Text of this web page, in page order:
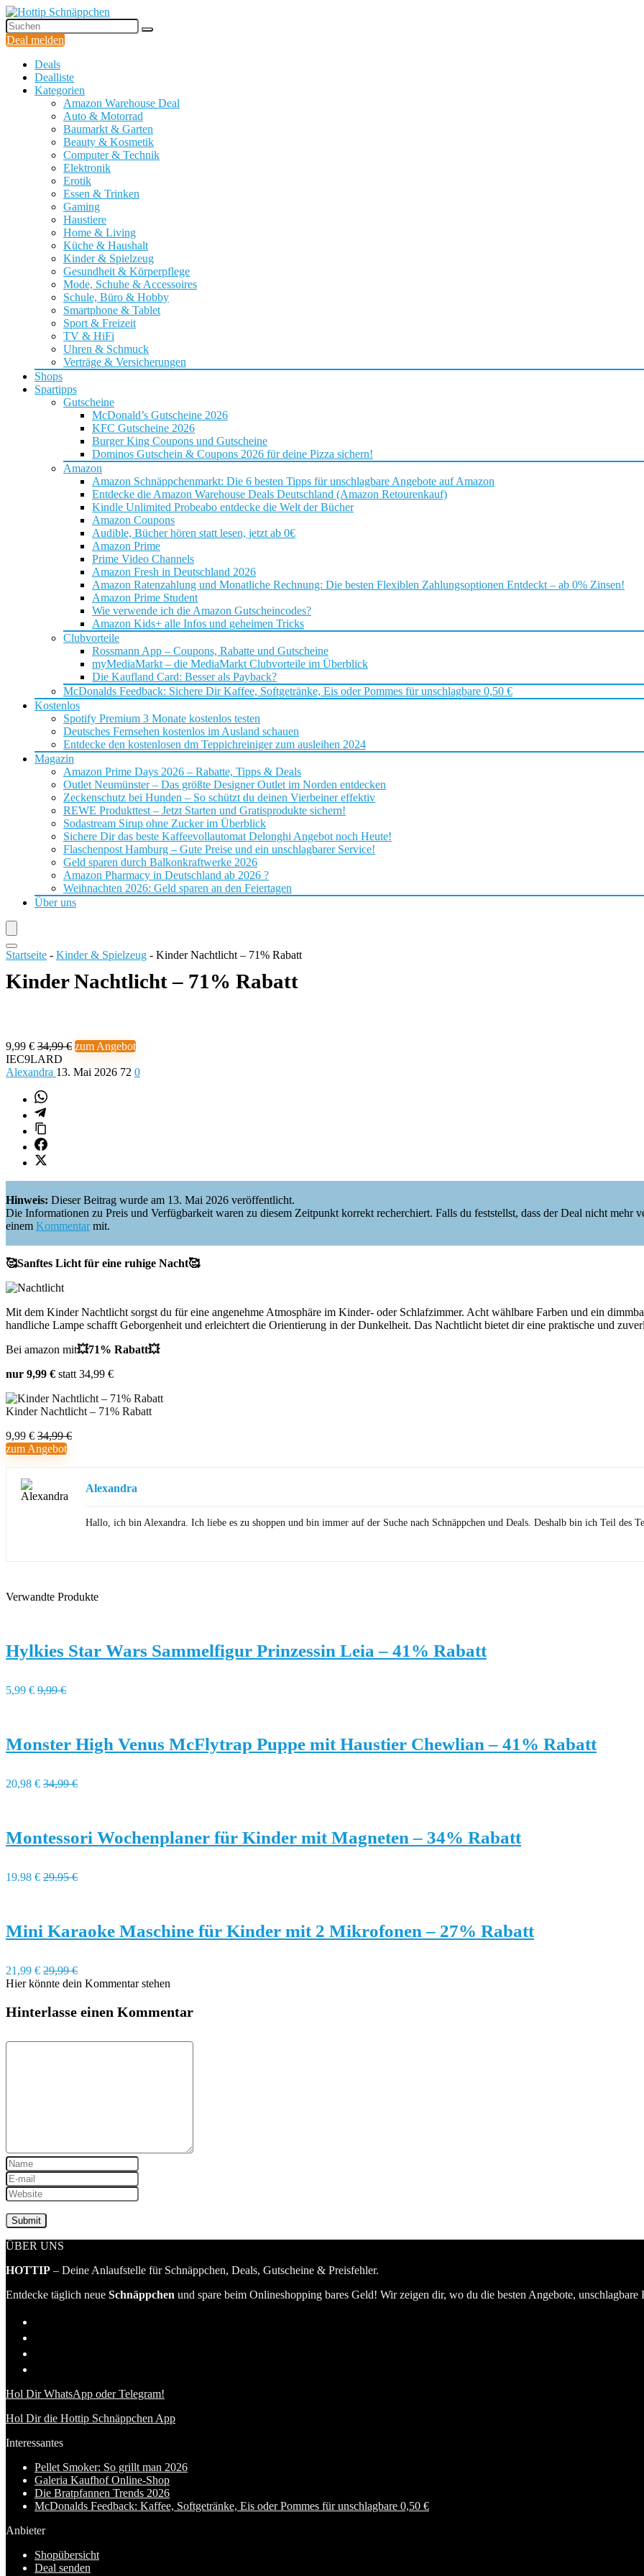
Deal melden
Deals
Dealliste
Kategorien
Amazon Warehouse Deal
Auto & Motorrad
Baumarkt & Garten
Beauty & Kosmetik
Computer & Technik
Elektronik
Erotik
Essen & Trinken
Gaming
Haustiere
Home & Living
Küche & Haushalt
Kinder & Spielzeug
Gesundheit & Körperpflege
Mode, Schuhe & Accessoires
Schule, Büro & Hobby
Smartphone & Tablet
Sport & Freizeit
TV & HiFi
Uhren & Schmuck
Verträge & Versicherungen
Shops
Spartipps
Gutscheine
McDonald’s Gutscheine 2026
KFC Gutscheine 2026
Burger King Coupons und Gutscheine
Dominos Gutschein & Coupons 2026 für deine Pizza sichern!
Amazon
Amazon Schnäppchenmarkt: Die 6 besten Tipps für unschlagbare Angebote auf Amazon
Entdecke die Amazon Warehouse Deals Deutschland (Amazon Retourenkauf)
Kindle Unlimited Probeabo entdecke die Welt der Bücher
Amazon Coupons
Audible, Bücher hören statt lesen, jetzt ab 0€
Amazon Prime
Prime Video Channels
Amazon Fresh in Deutschland 2026
Amazon Ratenzahlung und Monatliche Rechnung: Die besten Flexiblen Zahlungsoptionen Entdeckt – ab 0% Zinsen!
Amazon Prime Student
Wie verwende ich die Amazon Gutscheincodes?
Amazon Kids+ alle Infos und geheimen Tricks
Clubvorteile
Rossmann App – Coupons, Rabatte und Gutscheine
myMediaMarkt – die MediaMarkt Clubvorteile im Überblick
Die Kaufland Card: Besser als Payback?
McDonalds Feedback: Sichere Dir Kaffee, Softgetränke, Eis oder Pommes für unschlagbare 0,50 €
Kostenlos
Spotify Premium 3 Monate kostenlos testen
Deutsches Fernsehen kostenlos im Ausland schauen
Entdecke den kostenlosen dm Teppichreiniger zum ausleihen 2024
Magazin
Amazon Prime Days 2026 – Rabatte, Tipps & Deals
Outlet Neumünster – Das größte Designer Outlet im Norden entdecken
Zeckenschutz bei Hunden – So schützt du deinen Vierbeiner effektiv
REWE Produkttest – Jetzt Starten und Gratisprodukte sichern!
Sodastream Sirup ohne Zucker im Überblick
Sichere Dir das beste Kaffeevollautomat Delonghi Angebot noch Heute!
Flaschenpost Hamburg – Gute Preise und ein unschlagbarer Service!
Geld sparen durch Balkonkraftwerke 2026
Amazon Pharmacy in Deutschland ab 2026 ?
Weihnachten 2026: Geld sparen an den Feiertagen
Über uns
Startseite - Kinder & Spielzeug - Kinder Nachtlicht – 71% Rabatt
Kinder Nachtlicht – 71% Rabatt
9,99 € 34,99 € zum Angebot
IEC9LARD
Alexandra 13. Mai 2026 72 0
Hinweis: Dieser Beitrag wurde am 13. Mai 2026 veröffentlicht.
Die Informationen zu Preis und Verfügbarkeit waren zu diesem Zeitpunkt korrekt recherchiert. Falls du feststellst, dass der Deal nicht mehr
einem Kommentarmit.
🥰Sanftes Licht für eine ruhige Nacht🥰
Mit dem Kinder Nachtlicht sorgst du für eine angenehme Atmosphäre im Kinder- oder Schlafzimmer. Acht wählbare Farben und ein
handliche Lampe schafft Geborgenheit und erleichtert die Orientierung in der Dunkelheit. Das Nachtlicht bietet dir eine praktische und
Bei amazon mit💥71% Rabatt💥
nur 9,99 € statt 34,99 €
Kinder Nachtlicht – 71% Rabatt
9,99 € 34,99 €
zum Angebot
Alexandra
Hallo, ich bin Alexandra. Ich liebe es zu shoppen und bin immer auf der Suche nach Schnäppchen und Deals. Deshalb bin ich Teil des
Verwandte Produkte
Hylkies Star Wars Sammelfigur Prinzessin Leia – 41% Rabatt
5,99 € 9,99 €
Monster High Venus McFlytrap Puppe mit Haustier Chewlian – 41% Rabatt
20,98 € 34,99 €
Montessori Wochenplaner für Kinder mit Magneten – 34% Rabatt
19.98 € 29.95 €
Mini Karaoke Maschine für Kinder mit 2 Mikrofonen – 27% Rabatt
21,99 € 29,99 €
Hier könnte dein Kommentar stehen
Hinterlasse einen Kommentar
ÜBER UNS
HOTTIP – Deine Anlaufstelle für Schnäppchen, Deals, Gutscheine & Preisfehler.
Entdecke täglich neue Schnäppchen und spare beim Onlineshopping bares Geld! Wir zeigen dir, wo du die besten Angebote, unschlagbare
Hol Dir WhatsApp oder Telegram!
Hol Dir die Hottip Schnäppchen App
Interessantes
Pellet Smoker: So grillt man 2026
Galeria Kaufhof Online-Shop
Die Bratpfannen Trends 2026
McDonalds Feedback: Kaffee, Softgetränke, Eis oder Pommes für unschlagbare 0,50 €
Anbieter
Shopübersicht
Deal senden